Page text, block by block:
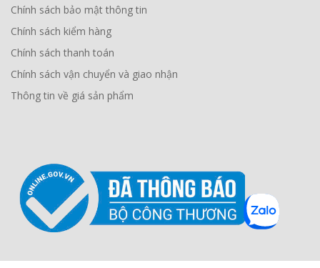
Chính sách bảo mật thông tin
Chính sách kiểm hàng
Chính sách thanh toán
Chính sách vận chuyển và giao nhận
Thông tin về giá sản phẩm